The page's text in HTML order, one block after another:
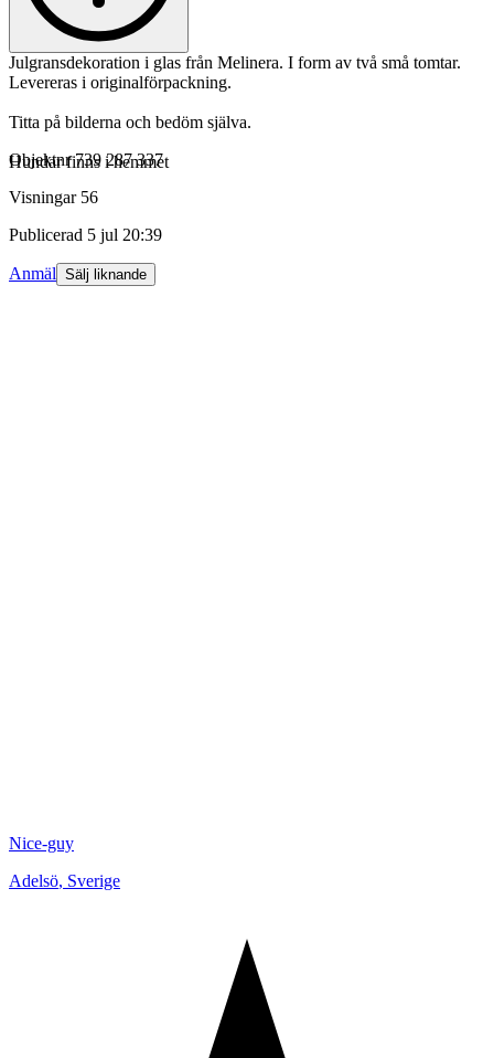
Julgransdekoration i glas från Melinera. I form av två små tomtar.
Levereras i originalförpackning.
Titta på bilderna och bedöm själva.
Hundar finns i hemmet
Objektnr 739 287 337
Visningar 56
Publicerad 5 jul 20:39
Anmäl Sälj liknande
Nice-guy
Adelsö, Sverige